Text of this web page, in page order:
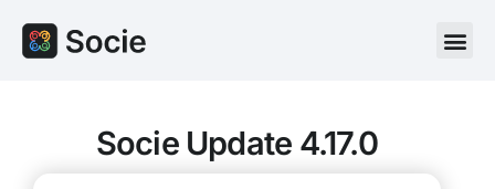
Socie Update 4.17.0